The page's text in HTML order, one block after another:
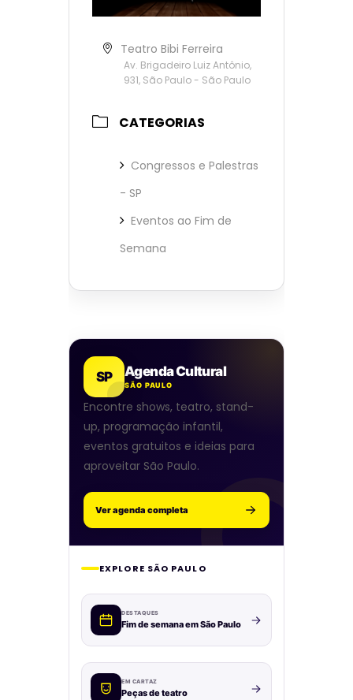
Teatro Bibi Ferreira
Av. Brigadeiro Luiz Antônio,
931, São Paulo - São Paulo
CATEGORIAS
Congressos e Palestras
- SP
Eventos ao Fim de
Semana
SP Agenda Cultural
SÃO PAULO
Encontre shows, teatro, stand-
up, programação infantil,
eventos gratuitos e ideias para
aproveitar São Paulo.
Ver agenda completa
EXPLORE SÃO PAULO
DESTAQUES
Fim de semana em São Paulo
EM CARTAZ
Peças de teatro